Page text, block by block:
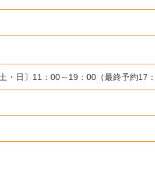
・日〕11：00～19：00（最終予約17：